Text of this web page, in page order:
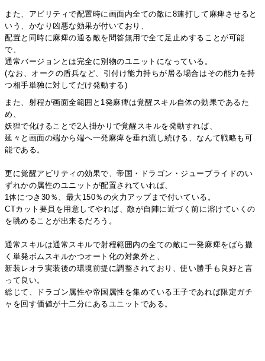
また、アビリティで配置時に画面内全ての敵に8連打して麻痺させると
いう、かなり凶悪な効果が付いており、
配置と同時に麻痺の通る敵を問答無用で全て足止めすることが可能
で、
通常バージョンとは完全に別物のユニットになっている。
(なお、オークの盾兵など、引付け能力持ちが居る場合はその能力を持
つ相手単独に対してだけ発動する)
また、射程が画面全範囲と1発麻痺は覚醒スキル自体の効果であるた
め、
妖狸で化けることで2人掛かりで覚醒スキルを発動すれば、
延々と画面の端から端へ一発麻痺を垂れ流し続ける、なんて戦略も可
能である。
更に覚醒アビリティの効果で、帝国・ドラゴン・ジューブライドのい
ずれかの属性のユニットが配置されていれば、
1体につき30％、最大150％の火力アップまで付いている。
CTカット要員を用意してやれば、敵が自陣に近づく前に溶けていくの
を眺めることが出来るだろう。
通常スキルは通常スキルで射程範囲内の全ての敵に一発麻痺をばら撒
く単発ボムスキルかつオート化の対象外と、
新装レオラ実装後の環境前提に調整されており、使い勝手も良好と言
って良い。
総じて、ドラゴン属性や帝国属性を集めている王子であれば限定ガチ
ャを回す価値が十二分にあるユニットである。